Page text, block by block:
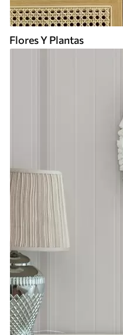
Flores Y Plantas